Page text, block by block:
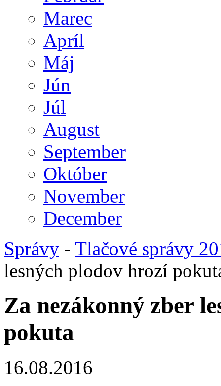
Marec
Apríl
Máj
Jún
Júl
August
September
Október
November
December
Správy - Tlačové správy
lesných plodov hrozí
Za nezákonný zber
pokuta
16.08.2016